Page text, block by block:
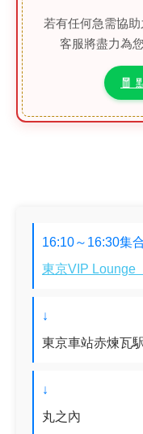
若有任何急需協助
客服將盡力為
🧧
16:10～16:30集
東京VIP Lounge
↓
東京車站赤煉瓦
↓
丸之內